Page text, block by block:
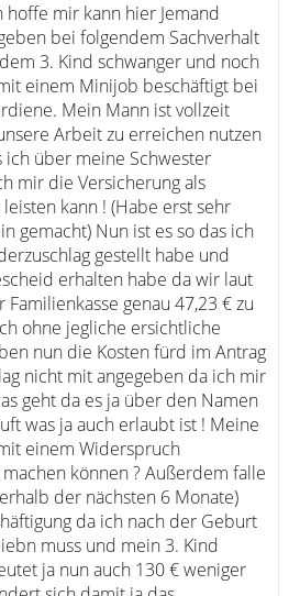
hoffe mir kann hier Jemand
bei folgendem Sachverhalt
3. Kind schwanger und noch
einem Minijob beschäftigt bei
Mein Mann ist vollzeit
Arbeit zu erreichen nutzen
über meine Schwester
mir die Versicherung als
kann ! (Habe erst sehr
gemacht) Nun ist es so das ich
gestellt habe und
erhalten habe da wir laut
genau 47,23 € zu
ohne jegliche ersichtliche
nun die Kosten fürd im Antrag
nicht mit angegeben da ich mir
geht da es ja über den Namen
was ja auch erlaubt ist ! Meine
einem Widerspruch
können ? Außerdem falle
der nächsten 6 Monate)
da ich nach der Geburt
muss und mein 3. Kind
ja nun auch 130 € weniger